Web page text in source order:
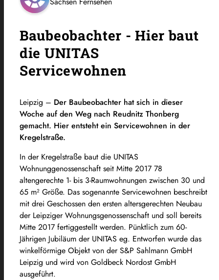
Baubeobachter - Hier baut
die UNITAS
Servicewohnen
Leipzig – Der Baubeobachter hat sich in dieser
Woche auf den Weg nach Reudnitz Thonberg
gemacht. Hier entsteht ein Servicewohnen in der
Kregelstraße.
In der Kregelstraße baut die UNITAS
Wohnunggenossenschaft seit Mitte 2017 78
altengerechte 1- bis 3-Raumwohnungen zwischen 30 und
65 m² Größe. Das sogenannte Servicewohnen beschreibt
mit drei Geschossen den ersten altersgerechten Neubau
der Leipziger Wohnungsgenossenschaft und soll bereits
Mitte 2017 fertiggestellt werden. Pünktlich zum 60-
Jährigen Jubiläum der UNITAS eg. Entworfen wurde das
winkelförmige Objekt von der S&P Sahlmann GmbH
Leipzig und wird von Goldbeck Nordost GmbH
ausgeführt.